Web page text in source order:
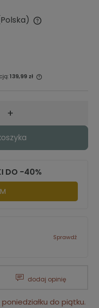
kosztów płatności
139,99 zł
+
DO -40%
Sprawdź
dodaj opinię
do piątku.